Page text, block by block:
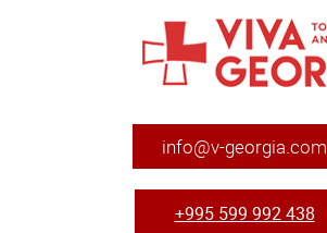
info@v-georgia.com
+995 599 992 438